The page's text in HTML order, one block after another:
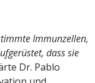
Immunzellen,
dass sie
Dr. Pablo